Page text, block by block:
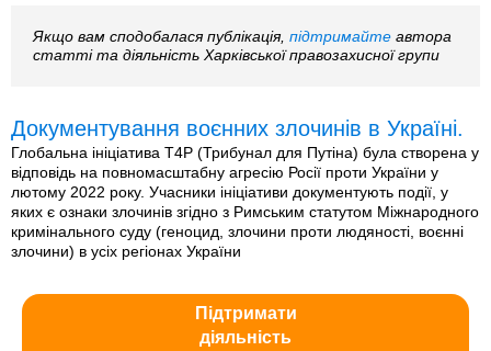
Якщо вам сподобалася публікація, підтримайте автора
статті та діяльність Харківської правозахисної групи
Документування воєнних злочинів в Україні.
Глобальна ініціатива T4P (Трибунал для Путіна) була створена у
відповідь на повномасштабну агресію Росії проти України у
лютому 2022 року. Учасники ініціативи документують події, у
яких є ознаки злочинів згідно з Римським статутом Міжнародного
кримінального суду (геноцид, злочини проти людяності, воєнні
злочини) в усіх регіонах України
Підтримати
діяльність